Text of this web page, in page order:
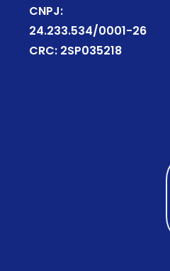
CNPJ:
24.233.534/0001-26
CRC: 2SP035218